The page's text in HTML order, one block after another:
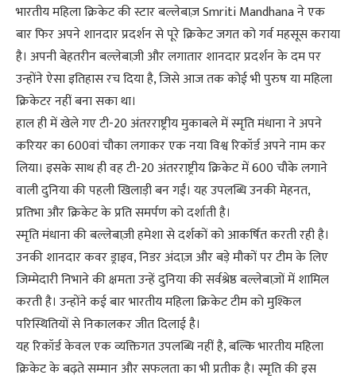
भारतीय महिला क्रिकेट की स्टार बल्लेबाज़ Smriti Mandhana ने एक
बार फिर अपने शानदार प्रदर्शन से पूरे क्रिकेट जगत को गर्व महसूस कराया
है। अपनी बेहतरीन बल्लेबाज़ी और लगातार शानदार प्रदर्शन के दम पर
उन्होंने ऐसा इतिहास रच दिया है, जिसे आज तक कोई भी पुरुष या महिला
क्रिकेटर नहीं बना सका था।
हाल ही में खेले गए टी-20 अंतरराष्ट्रीय मुकाबले में स्मृति मंधाना ने अपने
करियर का 600वां चौका लगाकर एक नया विश्व रिकॉर्ड अपने नाम कर
लिया। इसके साथ ही वह टी-20 अंतरराष्ट्रीय क्रिकेट में 600 चौके लगाने
वाली दुनिया की पहली खिलाड़ी बन गईं। यह उपलब्धि उनकी मेहनत,
प्रतिभा और क्रिकेट के प्रति समर्पण को दर्शाती है।
स्मृति मंधाना की बल्लेबाज़ी हमेशा से दर्शकों को आकर्षित करती रही है।
उनकी शानदार कवर ड्राइव, निडर अंदाज़ और बड़े मौकों पर टीम के लिए
जिम्मेदारी निभाने की क्षमता उन्हें दुनिया की सर्वश्रेष्ठ बल्लेबाज़ों में शामिल
करती है। उन्होंने कई बार भारतीय महिला क्रिकेट टीम को मुश्किल
परिस्थितियों से निकालकर जीत दिलाई है।
यह रिकॉर्ड केवल एक व्यक्तिगत उपलब्धि नहीं है, बल्कि भारतीय महिला
क्रिकेट के बढ़ते सम्मान और सफलता का भी प्रतीक है। स्मृति की इस